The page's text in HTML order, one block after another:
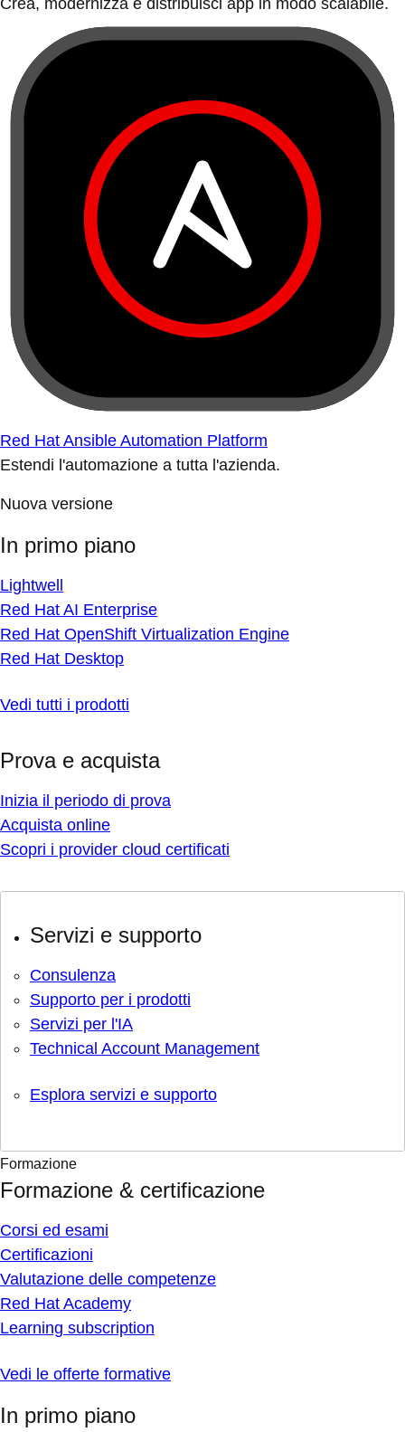
Crea, modernizza e distribuisci app in modo scalabile.
Red Hat Ansible Automation Platform
Estendi l'automazione a tutta l'azienda.
Nuova versione
In primo piano
Lightwell
Red Hat AI Enterprise
Red Hat OpenShift Virtualization Engine
Red Hat Desktop
Vedi tutti i prodotti
Prova e acquista
Inizia il periodo di prova
Acquista online
Scopri i provider cloud certificati
Servizi e supporto
Consulenza
Supporto per i prodotti
Servizi per l'IA
Technical Account Management
Esplora servizi e supporto
Formazione
Formazione & certificazione
Corsi ed esami
Certificazioni
Valutazione delle competenze
Red Hat Academy
Learning subscription
Vedi le offerte formative
In primo piano